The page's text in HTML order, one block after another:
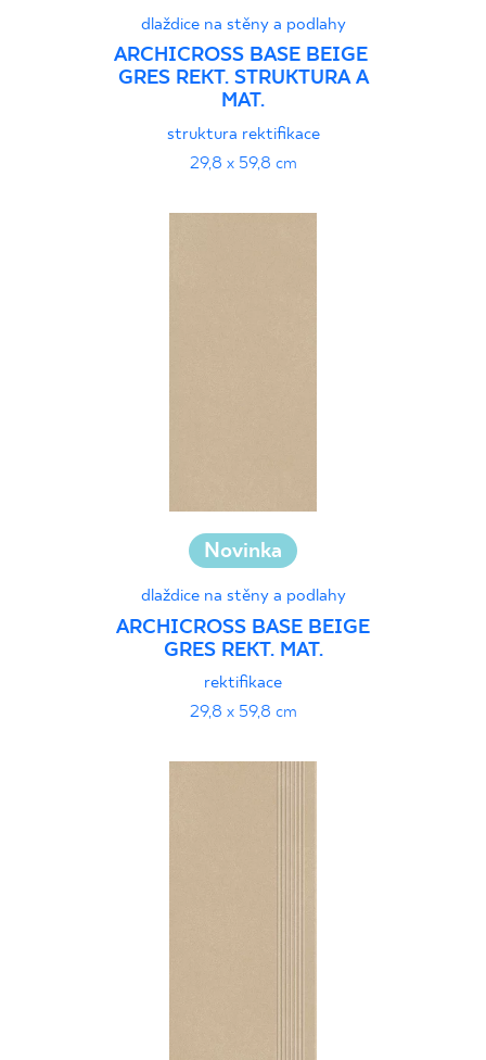
dlaždice na stěny a podlahy
ARCHICROSS BASE BEIGE
GRES REKT. STRUKTURA A
MAT.
struktura rektifikace
29,8 x 59,8 cm
Novinka
dlaždice na stěny a podlahy
ARCHICROSS BASE BEIGE
GRES REKT. MAT.
rektifikace
29,8 x 59,8 cm